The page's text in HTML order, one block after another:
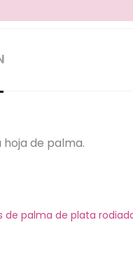
de palma.
de palma de plata